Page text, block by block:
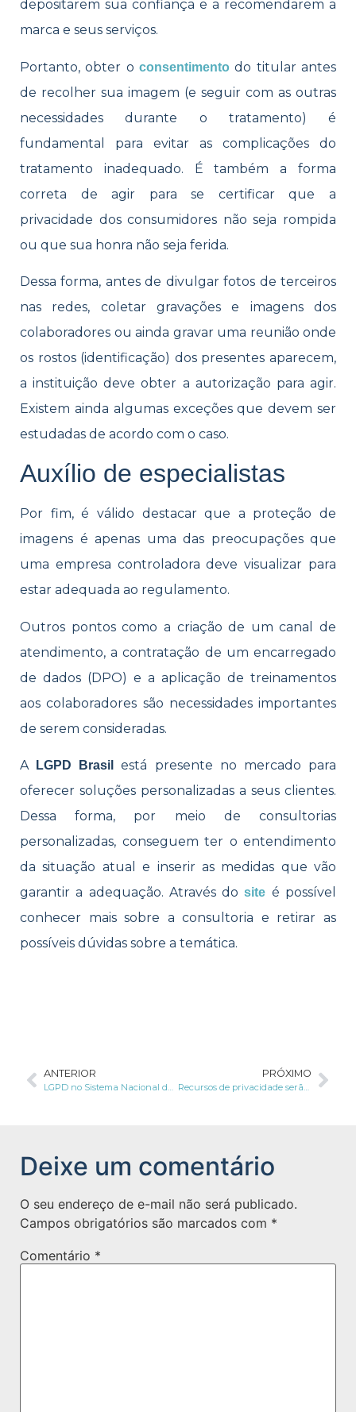
depositarem sua confiança e a recomendarem a
marca e seus serviços.
Portanto, obter o consentimento do titular antes
de recolher sua imagem (e seguir com as outras
necessidades durante o tratamento) é
fundamental para evitar as complicações do
tratamento inadequado. É também a forma
correta de agir para se certificar que a
privacidade dos consumidores não seja rompida
ou que sua honra não seja ferida.
Dessa forma, antes de divulgar fotos de terceiros
nas redes, coletar gravações e imagens dos
colaboradores ou ainda gravar uma reunião onde
os rostos (identificação) dos presentes aparecem,
a instituição deve obter a autorização para agir.
Existem ainda algumas exceções que devem ser
estudadas de acordo com o caso.
Auxílio de especialistas
Por fim, é válido destacar que a proteção de
imagens é apenas uma das preocupações que
uma empresa controladora deve visualizar para
estar adequada ao regulamento.
Outros pontos como a criação de um canal de
atendimento, a contratação de um encarregado
de dados (DPO) e a aplicação de treinamentos
aos colaboradores são necessidades importantes
de serem consideradas.
A LGPD Brasil
está presente no mercado para
oferecer soluções personalizadas a seus clientes.
Dessa forma, por meio de consultorias
personalizadas, conseguem ter o entendimento
da situação atual e inserir as medidas que vão
garantir a adequação. Através dosite é possível
conhecer mais sobre a consultoria e retirar as
possíveis dúvidas sobre a temática.
ANTERIOR
LGPD no Sistema Nacional de Trânsito: tema é destacado em audiência
PRÓXIMO
Recursos de privacidade serão lançados pelo Google Maps
Deixe um comentário
O seu endereço de e-mail não será publicado.
Campos obrigatórios são marcados com *
Comentário *